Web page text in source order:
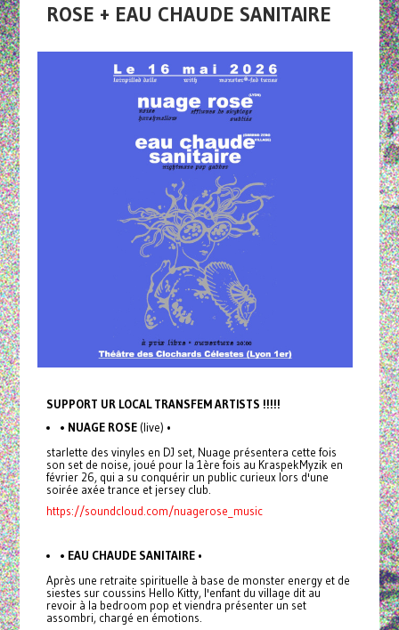
ROSE + EAU CHAUDE SANITAIRE
SUPPORT UR LOCAL TRANSFEM ARTISTS !!!!!
• NUAGE ROSE(live) •
starlette des vinyles en DJ set, Nuage présentera cette fois
son set de noise, joué pour la 1ère fois au KraspekMyzik en
février 26, qui a su conquérir un public curieux lors d'une
soirée axée trance et jersey club.
https://soundcloud.com/nuagerose_music
• EAU CHAUDE SANITAIRE•
Après une retraite spirituelle à base de monster energy et de
siestes sur coussins Hello Kitty, l'enfant du village dit au
revoir à la bedroom pop et viendra présenter un set
assombri, chargé en émotions.